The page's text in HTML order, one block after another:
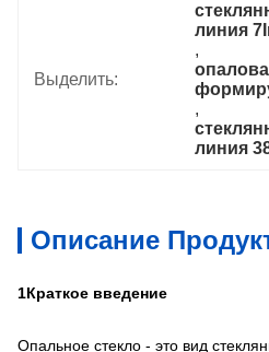
Выделить:
линия
,
,
линия
Описание
1Краткое введение
Опальное стекло - это вид